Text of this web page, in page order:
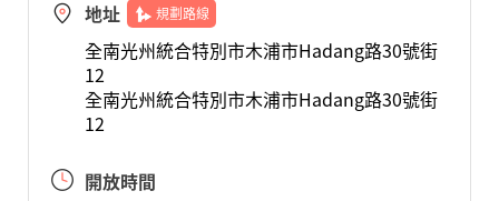
地址 規劃路線
全南光州統合特別市木浦市Hadang路30號街
12
全南光州統合特別市木浦市Hadang路30號街
12
開放時間